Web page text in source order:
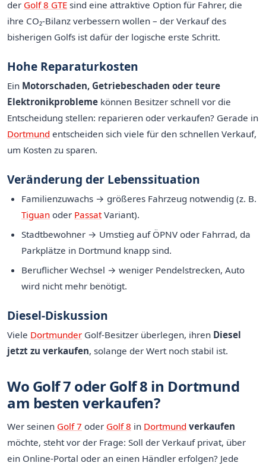
der Golf 8 GTE sind eine attraktive Option für Fahrer, die
ihre CO₂-Bilanz verbessern wollen – der Verkauf des
bisherigen Golfs ist dafür der logische erste Schritt.
Hohe Reparaturkosten
Ein Motorschaden, Getriebeschaden oder teure
Elektronikprobleme können Besitzer schnell vor die
Entscheidung stellen: reparieren oder verkaufen? Gerade in
Dortmund entscheiden sich viele für den schnellen Verkauf,
um Kosten zu sparen.
Veränderung der Lebenssituation
Familienzuwachs → größeres Fahrzeug notwendig (z. B.
Tiguan oder PassatVariant).
Stadtbewohner → Umstieg auf ÖPNV oder Fahrrad, da
Parkplätze in Dortmund knapp sind.
Beruflicher Wechsel → weniger Pendelstrecken, Auto
wird nicht mehr benötigt.
Diesel-Diskussion
Viele Dortmunder Golf-Besitzer überlegen, ihren Diesel
jetzt zu verkaufen, solange der Wert noch stabil ist.
Wo Golf 7 oder Golf 8 in Dortmund
am besten verkaufen?
Wer seinen Golf 7 oder Golf 8 in Dortmund verkaufen
möchte, steht vor der Frage: Soll der Verkauf privat, über
ein Online-Portal oder an einen Händler erfolgen? Jede